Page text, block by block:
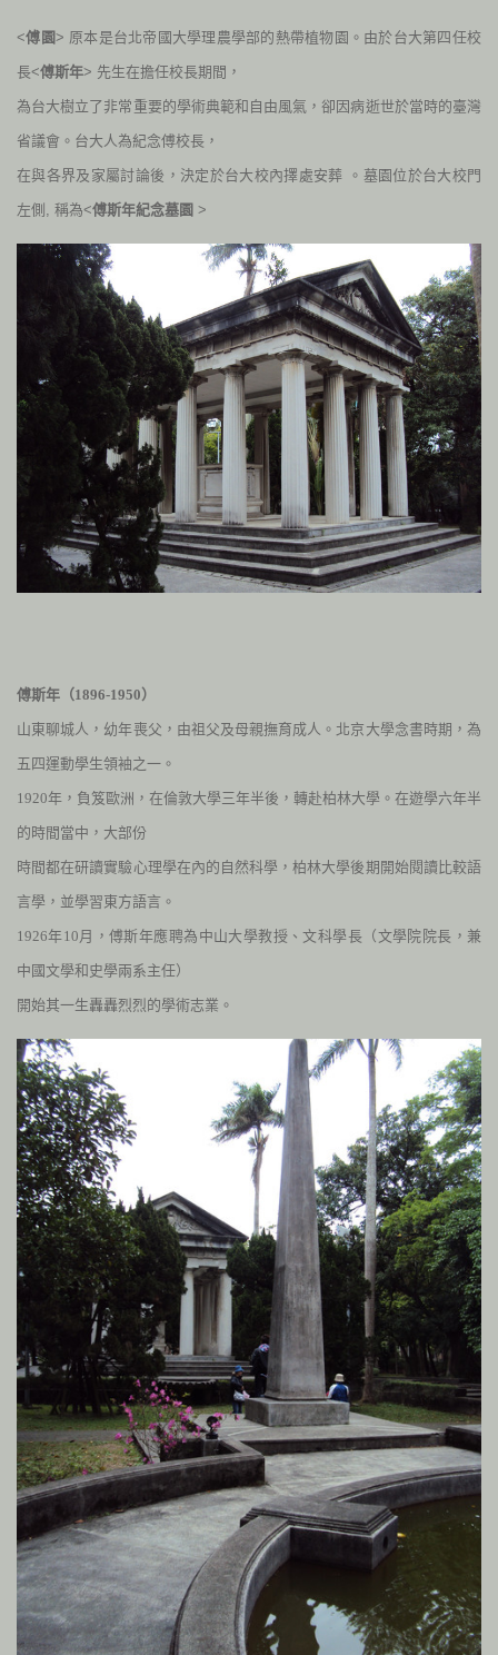
<傅園> 原本是台北帝國大學理農學部的熱帶植物園。由於台大第四任校
長<傅斯年> 先生在擔任校長期間，
為台大樹立了非常重要的學術典範和自由風氣，卻因病逝世於當時的臺灣
省議會。台大人為紀念傅校長，
在與各界及家屬討論後，決定於台大校內擇處安葬 。墓園位於台大校門
左側, 稱為<傅斯年紀念墓園 >
傅斯年（1896-1950）
山東聊城人，幼年喪父，由祖父及母親撫育成人。北京大學念書時期，為
五四運動學生領袖之一。
1920年，負笈歐洲，在倫敦大學三年半後，轉赴柏林大學。在遊學六年半
的時間當中，大部份
時間都在研讀實驗心理學在內的自然科學，柏林大學後期開始閱讀比較語
言學，並學習東方語言。
1926年10 月，傅斯年應聘為中山大學教授、文科學長（文學院院長，兼
中國文學和史學兩系主任）
開始其一生轟轟烈烈的學術志業。